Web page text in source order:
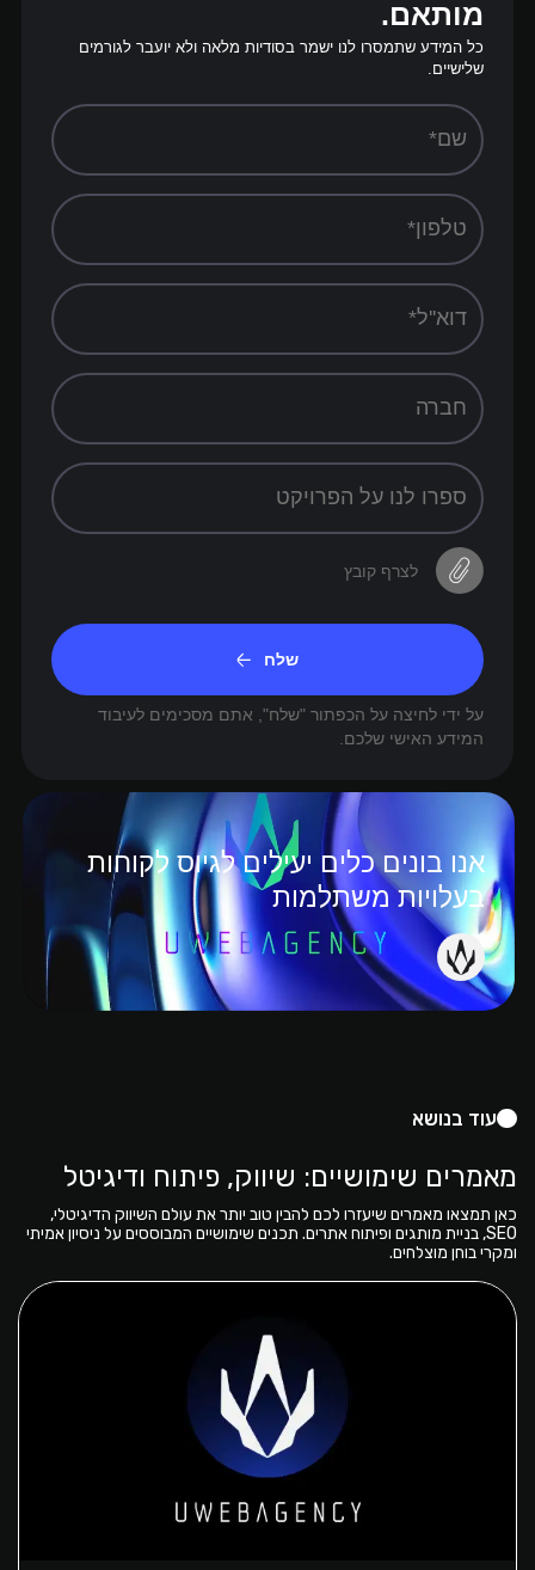
אנו בונים כלים יעילים לגיוס לקוחות
בעלויות משתלמות
מותאם.
כל המידע שתמסרו לנו ישמר בסודיות מלאה ולא יועבר לגורמים
שלישיים.
לצרף קובץ
על ידי לחיצה על הכפתור "שלח", אתם מסכימים לעיבוד
המידע האישי שלכם.
שלח
עוד בנושא
מאמרים שימושיים: שיווק, פיתוח ודיגיטל
כאן תמצאו מאמרים שיעזרו לכם להבין טוב יותר את עולם השיווק הדיגיטלי,
SEO, בניית מותגים ופיתוח אתרים. תכנים שימושיים המבוססים על ניסיון אמיתי
ומקרי בוחן מוצלחים.